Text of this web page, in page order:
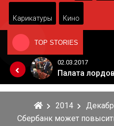
Карикатуры Кино
TOP STORIES
Когда Россия разрешит полеты в Грузию. Позиция Кремля
02.03.2017
2014
Сбербанк может